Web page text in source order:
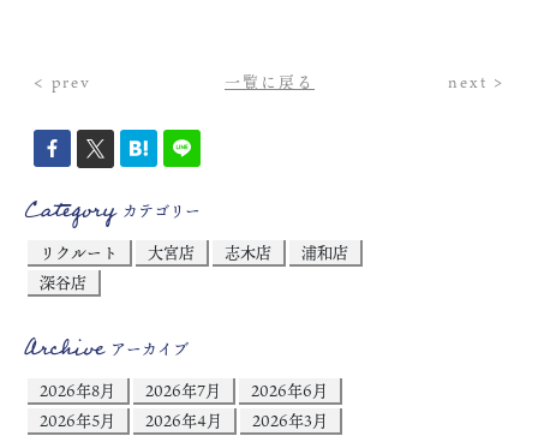
< prev 一覧に戻る next >
Categoryカテゴリー
リクルート
大宮店 志木店
浦和店
深谷店
Archiveアーカイブ
2026年8月
2026年7月
2026年6月
2026年5月
2026年4月
2026年3月